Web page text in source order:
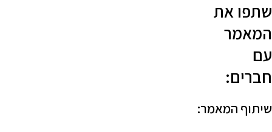
את
המאמר: